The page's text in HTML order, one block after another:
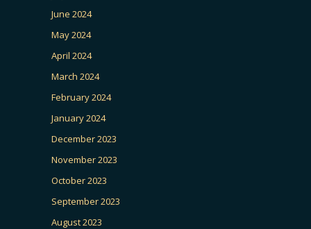
June 2024
May 2024
April 2024
March 2024
February 2024
January 2024
December 2023
November 2023
October 2023
September 2023
August 2023